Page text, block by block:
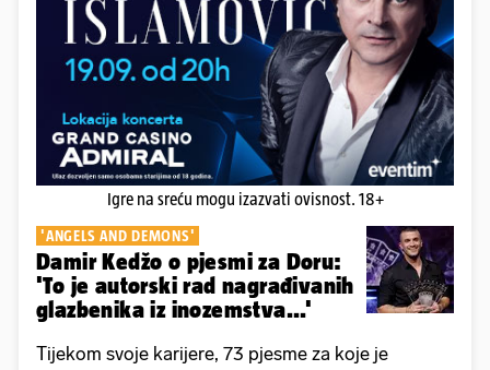
Igre na sreću mogu izazvati ovisnost. 18+
'ANGELS AND DEMONS'
Damir Kedžo o pjesmi za Doru:
'To je autorski rad nagrađivanih
glazbenika iz inozemstva...'
Tijekom svoje karijere, 73 pjesme za koje je